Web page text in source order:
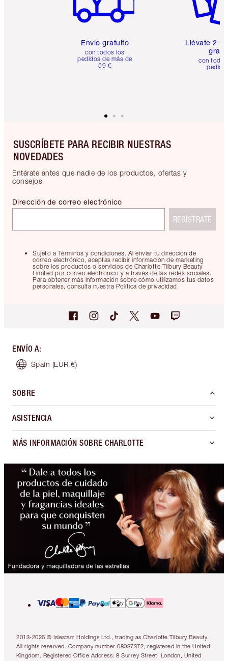
Envío gratuito
con todos los
pedidos de más de
59 €
Llévate 2
gratis
con
SUSCRÍBETE PARA RECIBIR NUESTRAS
NOVEDADES
Entérate antes que nadie de los productos, ofertas y
consejos
Sujeto a Términos y condiciones. Al enviar tu dirección de
correo electrónico, aceptas recibir información de marketing
sobre los productos o servicios de Charlotte Tilbury Beauty
Limited por correo electrónico y a través de las redes sociales.
Para obtener más información sobre cómo utilizamos tus datos
personales, consulta nuestra Política de privacidad.
Dirección de correo electrónico
REGÍSTRATE
ENVÍO A:
Spain (EUR €)
SOBRE
ASISTENCIA
MÁS INFORMACIÓN SOBRE CHARLOTTE
2013-2026 © Islestarr Holdings Ltd., trading as Charlotte Tilbury Beauty.
All rights reserved. Company number 08037372, registered in the United
Kingdom. Registered Office Address: 8 Surrey Street, London, United